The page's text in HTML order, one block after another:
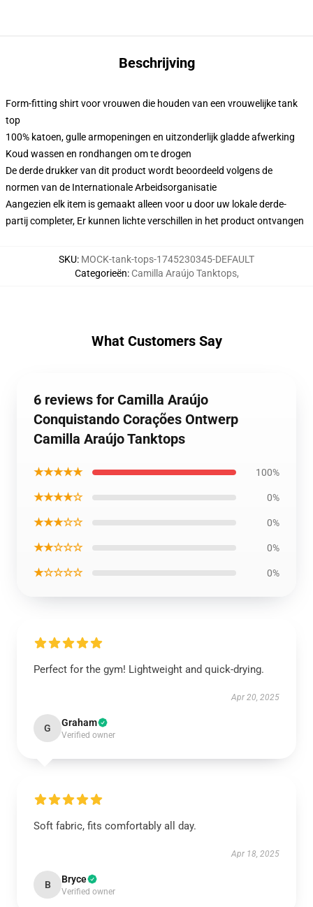
Beschrijving
Form-fitting shirt voor vrouwen die houden van een vrouwelijke tank
top
100% katoen, gulle armopeningen en uitzonderlijk gladde afwerking
Koud wassen en rondhangen om te drogen
De derde drukker van dit product wordt beoordeeld volgens de
normen van de Internationale Arbeidsorganisatie
Aangezien elk item is gemaakt alleen voor u door uw lokale derde-
partij completer, Er kunnen lichte verschillen in het product ontvangen
SKU: MOCK-tank-tops-1745230345-DEFAULT
Categorieën: Camilla Araújo Tanktops,
What Customers Say
6 reviews for Camilla Araújo
Conquistando Corações Ontwerp
Camilla Araújo Tanktops
★★★★★ 100%
★★★★☆ 0%
★★★☆☆ 0%
★★☆☆☆ 0%
★☆☆☆☆ 0%
Perfect for the gym! Lightweight and quick-drying.
Apr 20, 2025
G Graham
Verified owner
Soft fabric, fits comfortably all day.
Apr 18, 2025
B Bryce
Verified owner